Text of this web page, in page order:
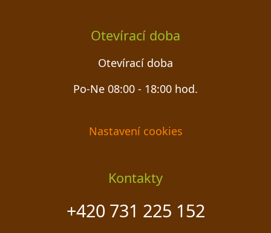
Otevírací doba
Otevírací doba
Po-Ne 08:00 - 18:00 hod.
Nastavení cookies
Kontakty
+420 731 225 152